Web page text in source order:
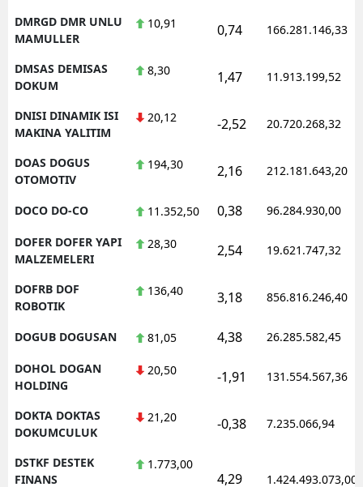
DMRGD DMR UNLU
MAMULLER
10,91 0,74 166.281.146,33
DMSAS DEMISAS
DOKUM
8,30 1,47 11.913.199,52
DNISI DINAMIK ISI
MAKINA YALITIM
20,12 -2,52 20.720.268,32
DOAS DOGUS
OTOMOTIV
194,30 2,16 212.181.643,20
DOCO DO-CO 11.352,50 0,38 96.284.930,00
DOFER DOFER YAPI
MALZEMELERI
28,30 2,54 19.621.747,32
DOFRB DOF
ROBOTIK
136,40 3,18 856.816.246,40
DOGUB DOGUSAN 81,05 4,38 26.285.582,45
DOHOL DOGAN
HOLDING
20,50 -1,91 131.554.567,36
DOKTA DOKTAS
DOKUMCULUK
21,20 -0,38 7.235.066,94
DSTKF DESTEK
FINANS
1.773,00
4,29 1.424.493.073,00